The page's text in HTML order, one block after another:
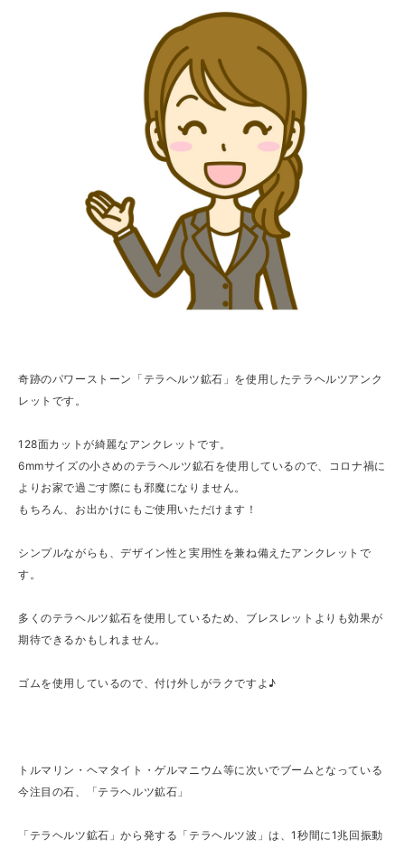
奇跡のパワーストーン「テラヘルツ鉱石」を使用したテラヘルツアンク
レットです。
128面カットが綺麗なアンクレットです。
6mmサイズの小さめのテラヘルツ鉱石を使用しているので、コロナ禍に
よりお家で過ごす際にも邪魔になりません。
もちろん、お出かけにもご使用いただけます！
シンプルながらも、デザイン性と実用性を兼ね備えたアンクレットで
す。
多くのテラヘルツ鉱石を使用しているため、ブレスレットよりも効果が
期待できるかもしれません。
ゴムを使用しているので、付け外しがラクですよ♪
トルマリン・ヘマタイト・ゲルマニウム等に次いでブームとなっている
今注目の石、「テラヘルツ鉱石」
「テラヘルツ鉱石」から発する「テラヘルツ波」は、1秒間に1兆回振動